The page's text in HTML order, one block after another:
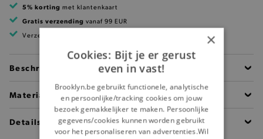
5% korting met klantenkaart
Gratis verzending vanaf 99 EUR
Verzending binnen 1 à 2 werkdagen
Beschrijving
Materiaal
Details
×
Cookies: Bijt je er gerust
even in vast!
Brooklyn.be gebruikt functionele, analytische
en persoonlijke/tracking cookies om jouw
bezoek gemakkelijker te maken. Persoonlijke
gegevens/cookies kunnen worden gebruikt
voor het personaliseren van advertenties.Wil